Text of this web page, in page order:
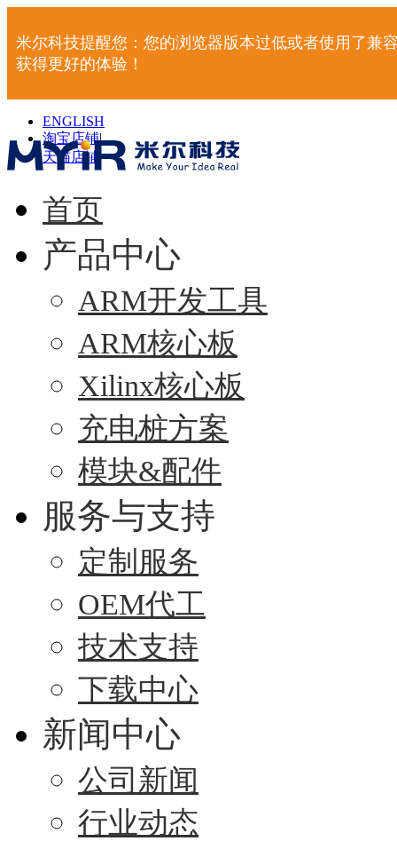
米尔科技提醒您：您的浏览器版本过低或者使用了兼
获得更好的体验！
ENGLISH
淘宝店铺|
天猫店铺 |
首页
产品中心
ARM开发工具
ARM核心板
Xilinx核心板
充电桩方案
模块&配件
服务与支持
定制服务
OEM代工
技术支持
下载中心
新闻中心
公司新闻
行业动态